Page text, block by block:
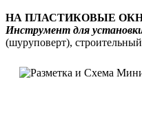
НА ПЛАСТИКОВЫЕ ОКНА
Инструмент для
(шуруповерт),